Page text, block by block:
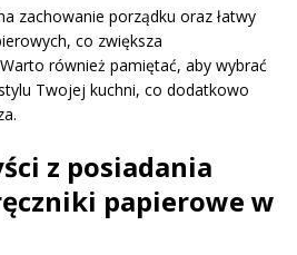
zachowanie porządku oraz łatwy
co zwiększa
również pamiętać, aby wybrać
Twojej kuchni, co dodatkowo
z posiadania
papierowe w